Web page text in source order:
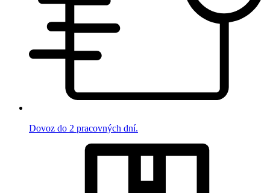
Dovoz do 2 pracovných dní.